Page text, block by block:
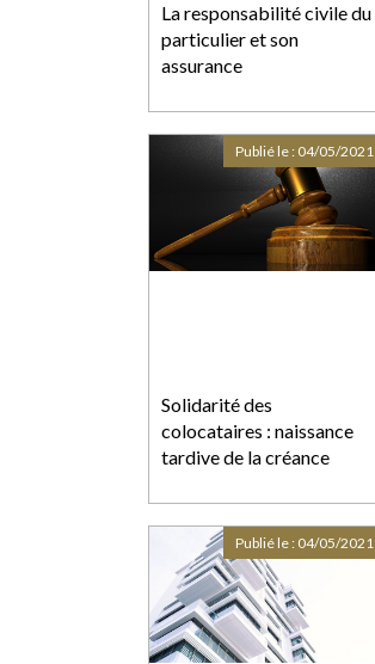
La responsabilité civile du
particulier et son
assurance
Solidarité des
colocataires : naissance
tardive de la créance
Publié le : 04/05/2021
Publié le : 04/05/2021